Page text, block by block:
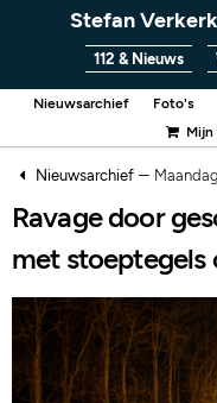
Stefan Verkerk
112 & Nieuws
Nieuwsarchief Foto's
Nieuwsarchief–
Ravage door
met stoeptegels